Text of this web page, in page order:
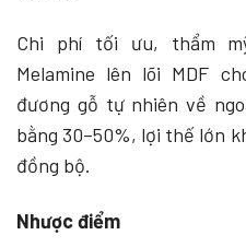
Chi phí tối ưu, thẩm
Melamine lên lõi MDF
đương gỗ tự nhiên về
bằng 30–50%, lợi thế lớn
đồng bộ.
Nhược điểm